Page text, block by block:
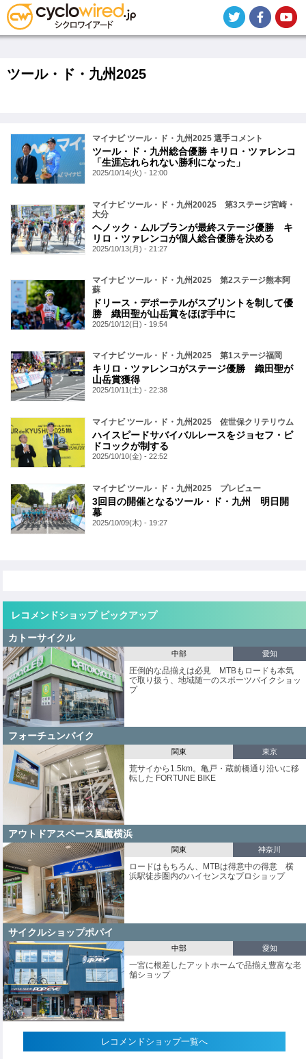
メ
イ
テツール・ド・九州2025
マイナビ ツール・ド・九州2025 選手コメント
ツール・ド・九州総合優勝 キリロ・ツァレンコ
「生涯忘れられない勝利になった」
2025/10/14(火) - 12:00
マイナビ ツール・ド・九州20025 第3ステージ宮崎・
大分
ヘノック・ムルブランが最終ステージ優勝 キ
リロ・ツァレンコが個人総合優勝を決める
2025/10/13(月) - 21:27
マイナビ ツール・ド・九州2025 第2ステージ熊本阿
蘇
ドリース・デポーテルがスプリントを制して優
勝 織田聖が山岳賞をほぼ手中に
2025/10/12(日) - 19:54
マイナビ ツール・ド・九州2025 第1ステージ福岡
キリロ・ツァレンコがステージ優勝 織田聖が
山岳賞獲得
2025/10/11(土) - 22:38
マイナビ ツール・ド・九州2025 佐世保クリテリウム
ハイスピードサバイバルレースをジョセフ・ピ
ドコックが制する
2025/10/10(金) - 22:52
マイナビ ツール・ド・九州2025 プレビュー
3回目の開催となるツール・ド・九州 明日開
幕
2025/10/09(木) - 19:27
レコメンドショップ ピックアップ
カトーサイクル
中部 愛知
圧倒的な品揃えは必見 MTBもロードも本気
で取り扱う、地域随一のスポーツバイクショッ
プ
フォーチュンバイク
関東 東京
荒サイから1.5km。亀戸・蔵前橋通り沿いに移
転した FORTUNE BIKE
アウトドアスペース風魔横浜
関東 神奈川
ロードはもちろん、MTBは得意中の得意 横
浜駅徒歩圏内のハイセンスなプロショップ
サイクルショップポパイ
中部 愛知
一宮に根差したアットホームで品揃え豊富な老
舗ショップ
レコメンドショップ一覧へ